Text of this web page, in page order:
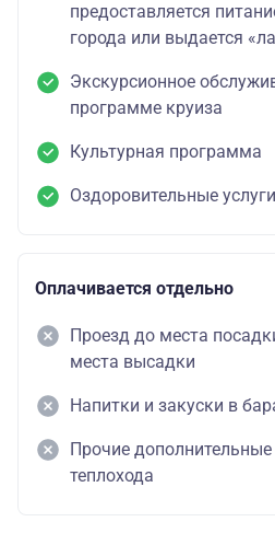
предоставляется
города или выдается
Экскурсионное
программе круиза
Культурная программа
Оздоровительные услуги
Оплачивается отдельно
Проезд до места
места высадки
Напитки и закуски в
Прочие дополнительные
теплохода